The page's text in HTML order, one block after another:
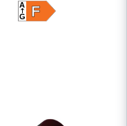
F
A
G